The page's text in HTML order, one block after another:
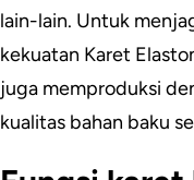
lain-lain. Untuk
kekuatan Karet
juga memproduksi
kualitas bahan baku